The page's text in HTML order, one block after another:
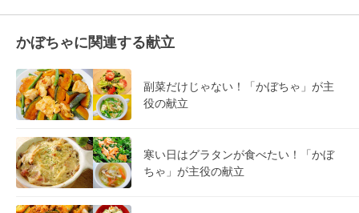
かぼちゃに関連する献立
副菜だけじゃない！「かぼちゃ」が主
役の献立
寒い日はグラタンが食べたい！「かぼ
ちゃ」が主役の献立